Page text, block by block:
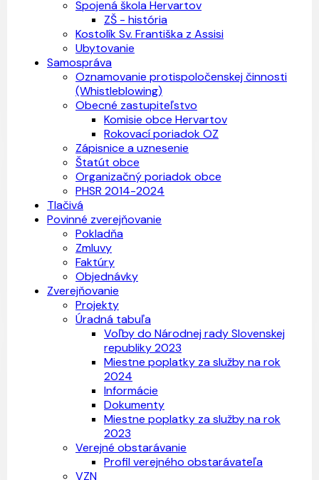
Spojená škola Hervartov
ZŠ - história
Kostolík Sv. Františka z Assisi
Ubytovanie
Samospráva
Oznamovanie protispoločenskej činnosti
(Whistleblowing)
Obecné zastupiteľstvo
Komisie obce Hervartov
Rokovací poriadok OZ
Zápisnice a uznesenie
Štatút obce
Organizačný poriadok obce
PHSR 2014-2024
Tlačivá
Povinné zverejňovanie
Pokladňa
Zmluvy
Faktúry
Objednávky
Zverejňovanie
Projekty
Úradná tabuľa
Voľby do Národnej rady Slovenskej
republiky 2023
Miestne poplatky za služby na rok
2024
Informácie
Dokumenty
Miestne poplatky za služby na rok
2023
Verejné obstarávanie
Profil verejného obstarávateľa
VZN